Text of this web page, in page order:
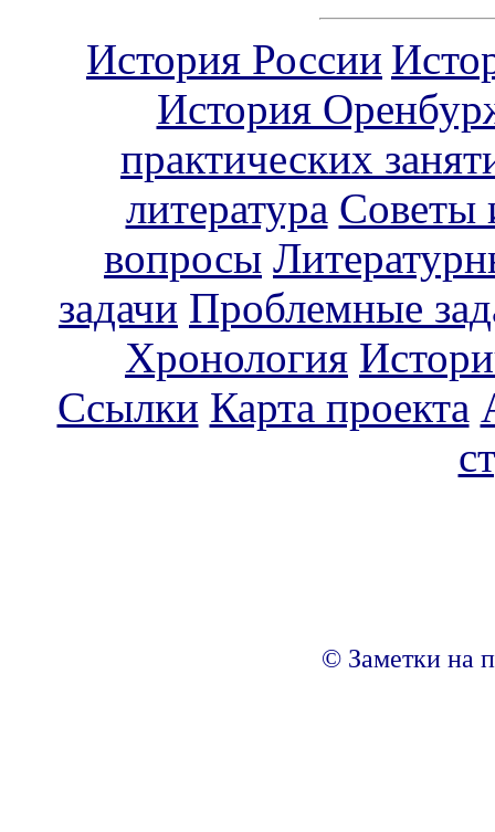
История России
История
практических
литература Советы
вопросы
задачи Проблемные
Хронология
Ссылки Карта проекта
© Заметки на